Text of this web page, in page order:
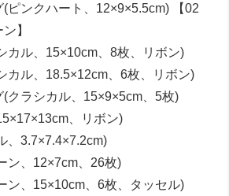
(ピンクハート、12×9×5.5cm) 【02
】
カル、15×10cm、8枚、リボン)
カル、18.5×12cm、6枚、リボン)
クラシカル、15×9×5cm、5枚)
、リボン)
、3.7×7.4×7.2cm)
ン、12×7cm、26枚)
ン、15×10cm、6枚、タッセル)